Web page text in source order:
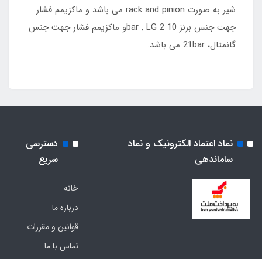
شیر به صورت rack and pinion می باشد و ماکزیمم فشار
جهت جنس برنز 10 bar , LG 2و ماکزیمم فشار جهت جنس
گانمتال، 21bar می باشد.
نماد اعتماد الکترونیک و نماد
ساماندهی
دسترسی
سریع
خانه
درباره ما
قوانین و مقررات
تماس با ما